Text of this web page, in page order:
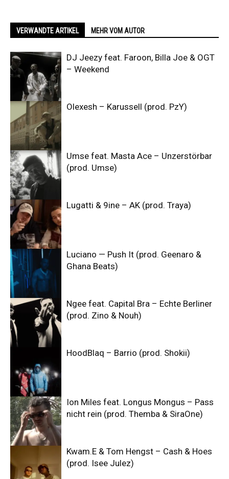
VERWANDTE ARTIKEL MEHR VOM AUTOR
DJ Jeezy feat. Faroon, Billa Joe & OGT
– Weekend
Olexesh – Karussell (prod. PzY)
Umse feat. Masta Ace – Unzerstörbar
(prod. Umse)
Lugatti & 9ine – AK (prod. Traya)
Luciano — Push It (prod. Geenaro &
Ghana Beats)
Ngee feat. Capital Bra – Echte Berliner
(prod. Zino & Nouh)
HoodBlaq – Barrio (prod. Shokii)
Ion Miles feat. Longus Mongus – Pass
nicht rein (prod. Themba & SiraOne)
Kwam.E & Tom Hengst – Cash & Hoes
(prod. Isee Julez)